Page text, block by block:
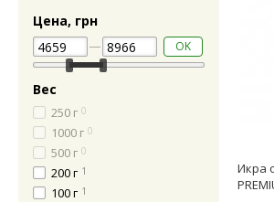
Икра
Цена, грн
OK
Вес
250 г 0
1000 г 0
500 г 0
200 г 1
100 г 1